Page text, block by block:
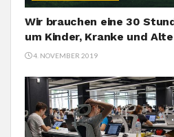
Wir brauchen eine 30
um Kinder, Kranke und
4. NOVEMBER 2019